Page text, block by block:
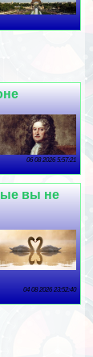
06 08 2026 5:57:21
вы не
04 08 2026 23:52:40